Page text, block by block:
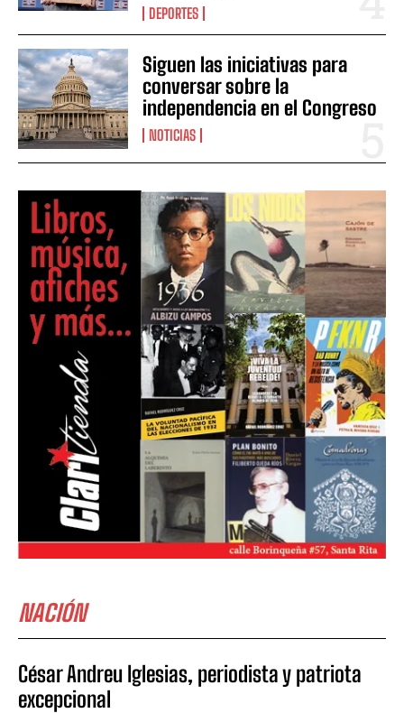
DEPORTES
Siguen las iniciativas para
conversar sobre la
independencia en el Congreso
NOTICIAS
NACIÓN
César Andreu Iglesias, periodista y patriota
excepcional